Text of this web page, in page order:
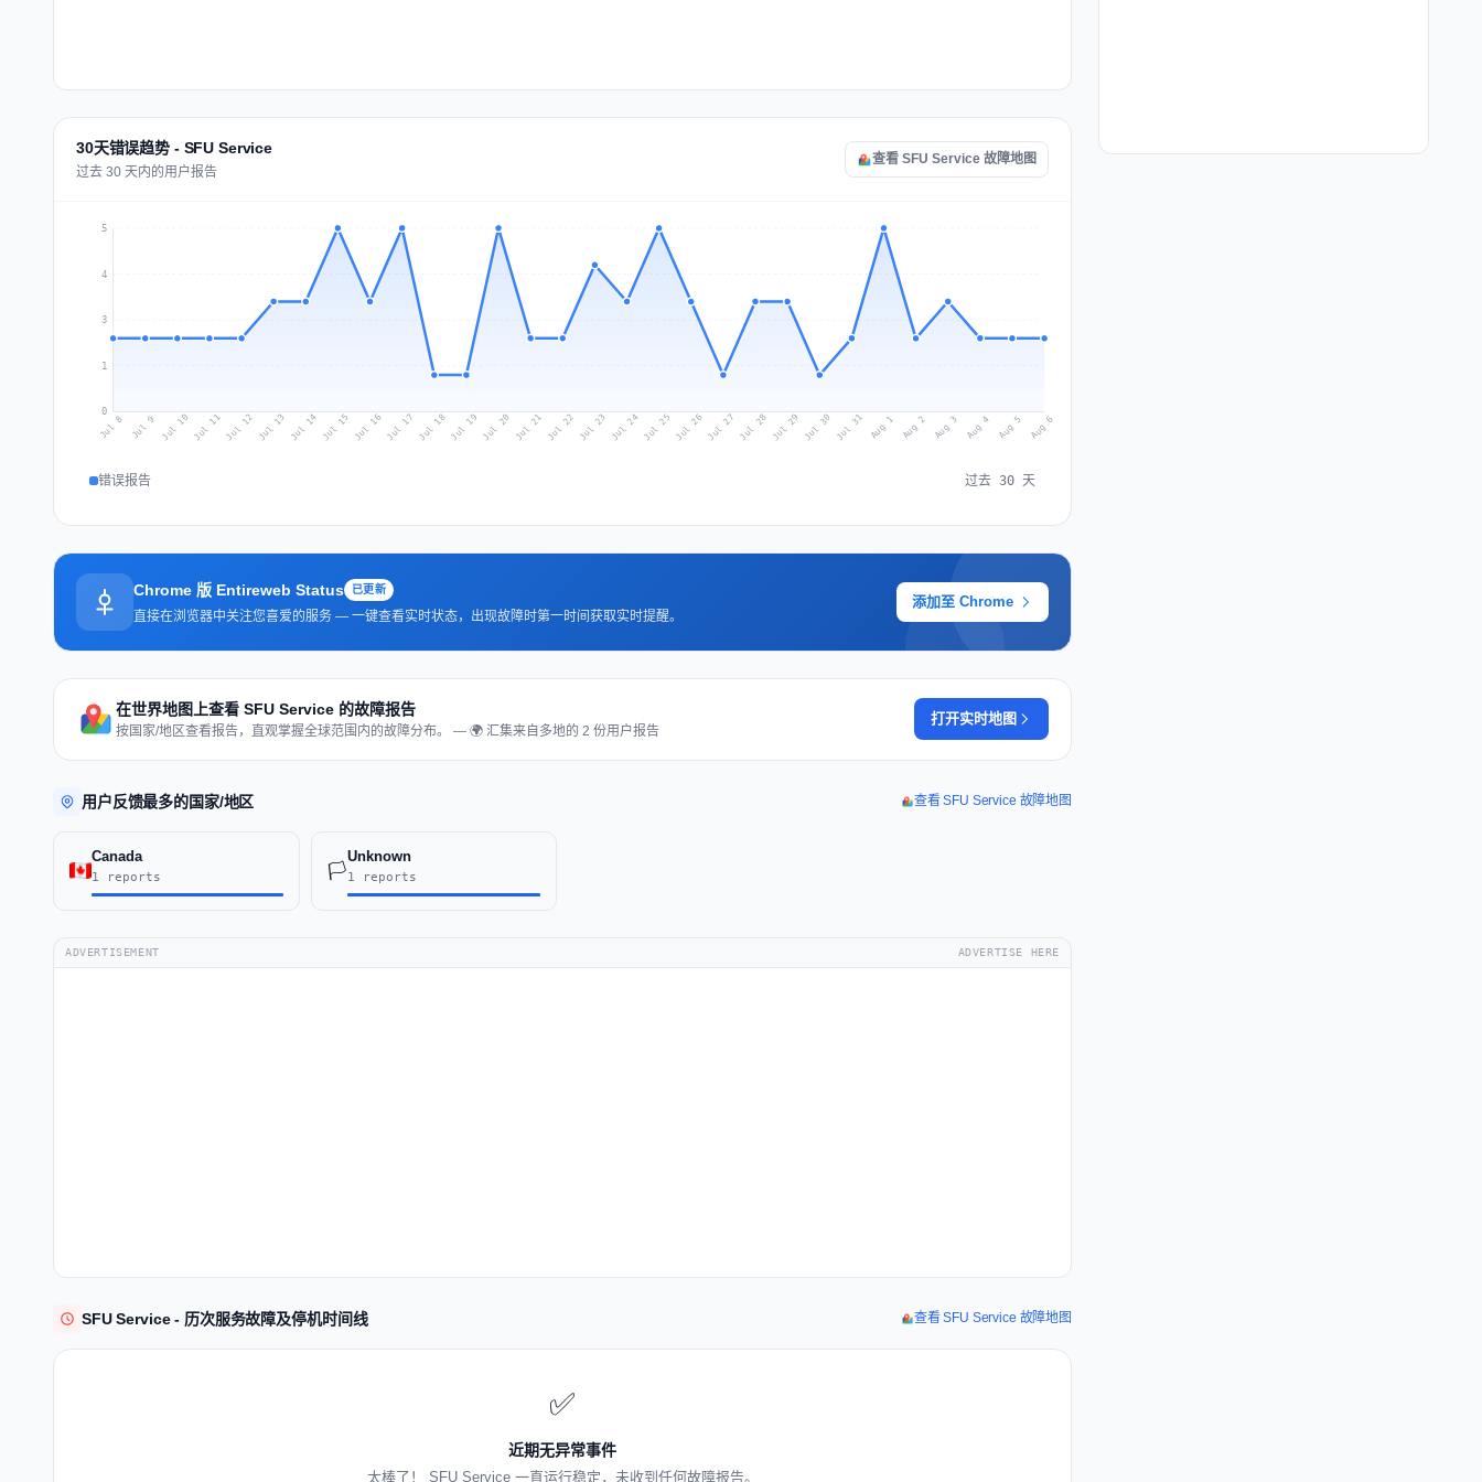
30天错误趋势 - SFU Service
过去 30 天内的用户报告
查看 SFU Service 故障地图
0
1
3
4
5
Jul 8 Jul 9 Jul 10 Jul 11Jul 12 Jul 13 Jul 14 Jul 15 Jul 16Jul 17 Jul 18Jul 19 Jul 20 Jul 21 Jul 22 Jul 23 Jul 24Jul 25 Jul 26Jul 27 Jul 28 Jul 29 Jul 30 Jul 31 Aug 1 Aug 2 Aug 3 Aug 4 Aug 5 Aug 6
错误报告 过去 30 天
Chrome 版 Entireweb Status 已更新
直接在浏览器中关注您喜爱的服务 — 一键查看实时状态，出现故障时第一时间获取实时提醒。
添加至 Chrome
在世界地图上查看 SFU Service 的故障报告
按国家/地区查看报告，直观掌握全球范围内的故障分布。 — 🌍 汇集来自多地的 2 份用户报告
打开实时地图
用户反馈最多的国家/地区 查看 SFU Service 故障地图
Canada
1 reports 🏳️
Unknown
1 reports
ADVERTISEMENT ADVERTISE HERE
SFU Service - 历次服务故障及停机时间线 查看 SFU Service 故障地图
✅
近期无异常事件
太棒了！ SFU Service 一直运行稳定，未收到任何故障报告。